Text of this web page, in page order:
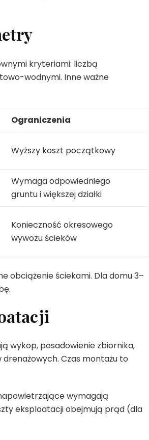
kryteriami: liczbą
wodnymi. Inne ważne
Ograniczenia
Wyższy koszt początkowy
Wymaga odpowiedniego
gruntu i większej działki
Konieczność okresowego
wywozu ścieków
obciążenie ściekami. Dla domu 3–
wykop, posadowienie zbiornika,
Czas montażu to
wymagają
eksploatacji obejmują prąd (dla